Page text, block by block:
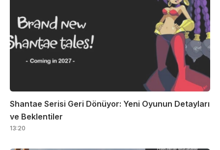
Shantae Serisi Geri Dönüyor: Yeni Oyunun Detayları
ve Beklentiler
13:20